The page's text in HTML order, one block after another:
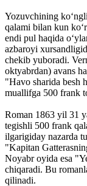
Yozuvchining
qalami bilan kun
endi pul haqida
azbaroyi
chekib yuboradi.
oktyabrdan) avans
"Havo sharida besh
muallifga 500 frank
Roman 1863 yil 31
tegishli 500 frank
ilgarigiday nazarda
"Kapitan
Noyabr oyida esa
chiqaradi. Bu
qilinadi.